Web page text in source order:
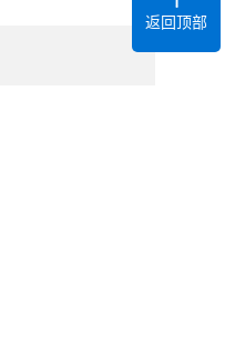
返回顶部